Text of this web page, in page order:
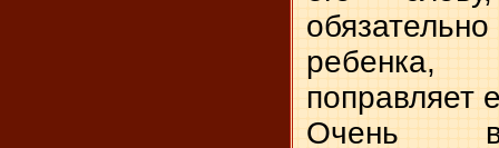
поправляет
Очень